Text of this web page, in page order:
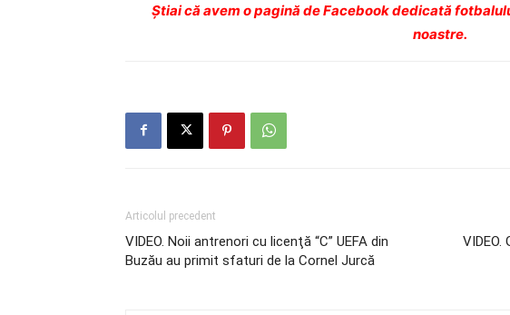
Ştiai că avem o pagină de Facebook dedicată
noastre.
Articolul precedent
VIDEO. Noii antrenori cu licenţă “C” UEFA din
Buzău au primit sfaturi de la Cornel Jurcă